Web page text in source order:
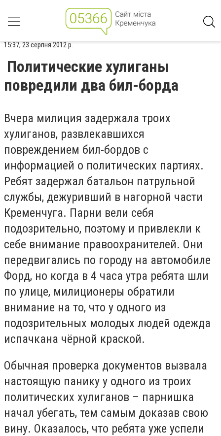
15:37, 23 серпня 2012 р.
Политические хулиганы
повредили два бил-борда
Вчера милиция задержала троих
хулиганов, развлекавшихся
повреждением бил-бордов с
информацией о политических партиях.
Ребят задержал батальон патрульной
службы, дежуривший в нагорной части
Кременчуга. Парни вели себя
подозрительно, поэтому и привлекли к
себе внимание правоохранителей. Они
передвигались по городу на автомобиле
Форд, но когда в 4 часа утра ребята шли
по улице, милиционеры обратили
внимание на то, что у одного из
подозрительных молодых людей одежда
испачкана чёрной краской.
Обычная проверка документов вызвала
настоящую панику у одного из троих
политических хулиганов – парнишка
начал убегать, тем самым доказав свою
вину. Оказалось, что ребята уже успели